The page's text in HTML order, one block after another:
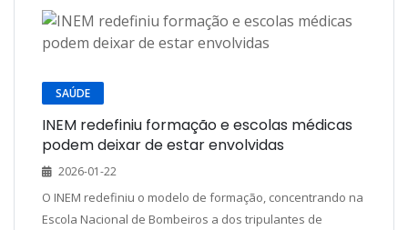
SAÚDE
INEM redefiniu formação e escolas médicas
podem deixar de estar envolvidas
2026-01-22
O INEM redefiniu o modelo de formação, concentrando na
Escola Nacional de Bombeiros a dos tripulantes de